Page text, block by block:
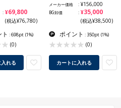
¥69,800
(税込¥76,780)
: 698pt (1%)
(0)
れる
メーカー価格 ¥156,000
BG卸価 ¥35,000
(税込¥38,500)
ポイント : 350pt (1%)
(0)
カートに入れる